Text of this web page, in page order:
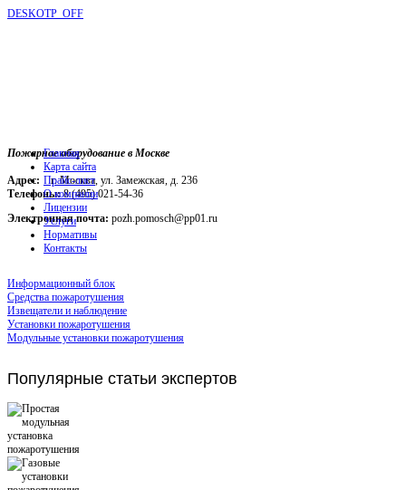
DESKOTP_OFF
Пожарное оборудование в Москве
Адрес: г. Москва, ул. Замежская, д. 236
Телефоны:8 (495) 021-54-36
Электронная почта: pozh.pomosch@pp01.ru
Главная
Карта сайта
Прайс-лист
О компании
Лицензии
Услуги
Нормативы
Контакты
Информационный блок
Средства пожаротушения
Извещатели и наблюдение
Установки пожаротушения
Модульные установки пожаротушения
Популярные статьи экспертов